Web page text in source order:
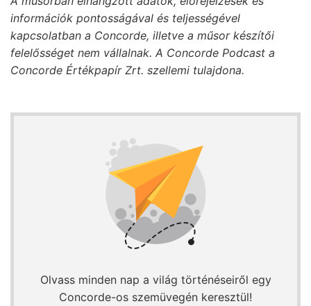
információk pontosságával és teljességével
kapcsolatban a Concorde, illetve a műsor készítői
felelősséget nem vállalnak. A Concorde Podcast a
Concorde Értékpapír Zrt. szellemi tulajdona.
Olvass minden nap a világ történéseiről egy
Concorde-os szemüvegén keresztül!